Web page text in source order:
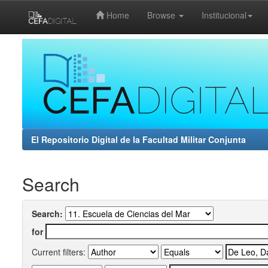
Home Browse Institucional
El Repositorio Digital de la Facultad Militar Conjunta
Search
Search:
for
Current filters: